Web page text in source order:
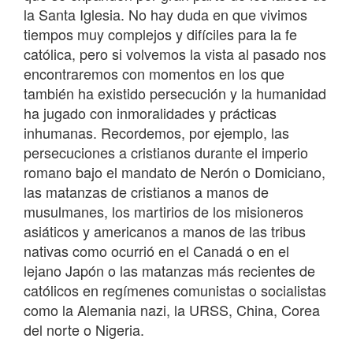
la Santa Iglesia. No hay duda en que vivimos
tiempos muy complejos y difíciles para la fe
católica, pero si volvemos la vista al pasado nos
encontraremos con momentos en los que
también ha existido persecución y la humanidad
ha jugado con inmoralidades y prácticas
inhumanas. Recordemos, por ejemplo, las
persecuciones a cristianos durante el imperio
romano bajo el mandato de Nerón o Domiciano,
las matanzas de cristianos a manos de
musulmanes, los martirios de los misioneros
asiáticos y americanos a manos de las tribus
nativas como ocurrió en el Canadá o en el
lejano Japón o las matanzas más recientes de
católicos en regímenes comunistas o socialistas
como la Alemania nazi, la URSS, China, Corea
del norte o Nigeria.